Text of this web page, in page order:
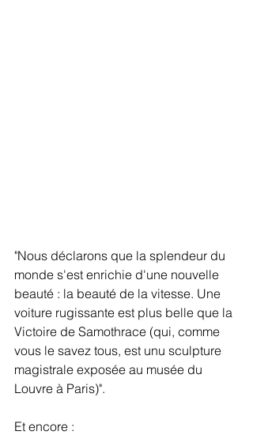
"Nous déclarons que la splendeur du
monde s'est enrichie d'une nouvelle
beauté : la beauté de la vitesse. Une
voiture rugissante est plus belle que la
Victoire de Samothrace (qui, comme
vous le savez tous, est unu sculpture
magistrale exposée au musée du
Louvre à Paris)".
Et encore :